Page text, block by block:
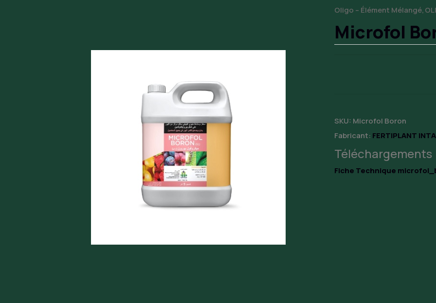
Oligo – Élément Mélangé
Microfol
SKU: Microfol Boron
Fabricant: FERTIPLANT
Téléchargements
Fiche Technique